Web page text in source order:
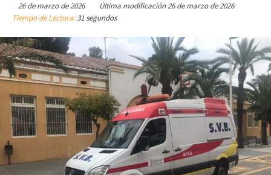
26 de marzo de 2026 Última modificación26 de marzo de 2026
Tiempo de Lectura:31 segundos